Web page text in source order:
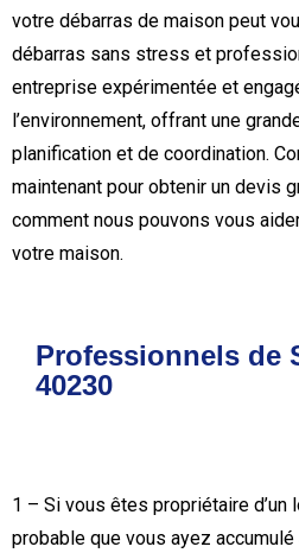
votre débarras de maison peut
débarras sans stress et
entreprise expérimentée et
l’environnement, offrant une
planification et de coordination.
maintenant pour obtenir un devis
comment nous pouvons vous
votre maison.
Professionnels de
40230
1 – Si vous êtes propriétaire
probable que vous ayez